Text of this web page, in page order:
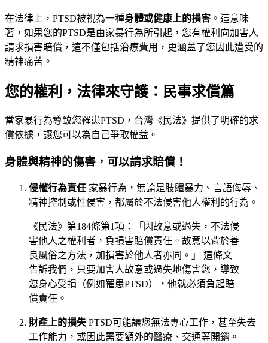
在法律上，PTSD被視為一種身體或健康上的損害 。這意味
著，如果您的PTSD是由家暴行為所引起，您有權利向加害人
請求損害賠償，這不僅包括治療費用，更涵蓋了您因此遭受的
精神痛苦。
您的權利，法律來守護：民事求償篇
當家暴行為導致您罹患PTSD，台灣《民法》提供了明確的求
償依據，讓您可以為自己爭取權益。
身體與精神的傷害，可以請求賠償！
侵權行為責任 家暴行為，無論是肢體暴力、言語侮辱、
精神控制或性侵害，都屬於不法侵害他人權利的行為。
《民法》第184條第1項：「因故意或過失，不法侵
害他人之權利者，負損害賠償責任。故意以背於善
良風俗之方法，加損害於他人者亦同。」 這條文
告訴我們，只要加害人故意或過失地傷害您，導致
您身心受損（例如罹患PTSD），他就必須負起賠
償責任。
財產上的損失 PTSD可能讓您無法專心工作，甚至失去
工作能力，或因此需要額外的醫療、交通等開銷。